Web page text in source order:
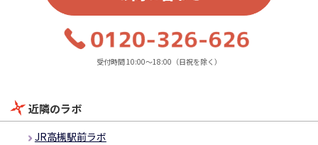
受付時間 10:00～18:00（日祝を除く）
近隣のラボ
JR高槻駅前ラボ